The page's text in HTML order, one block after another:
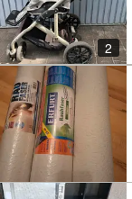
2